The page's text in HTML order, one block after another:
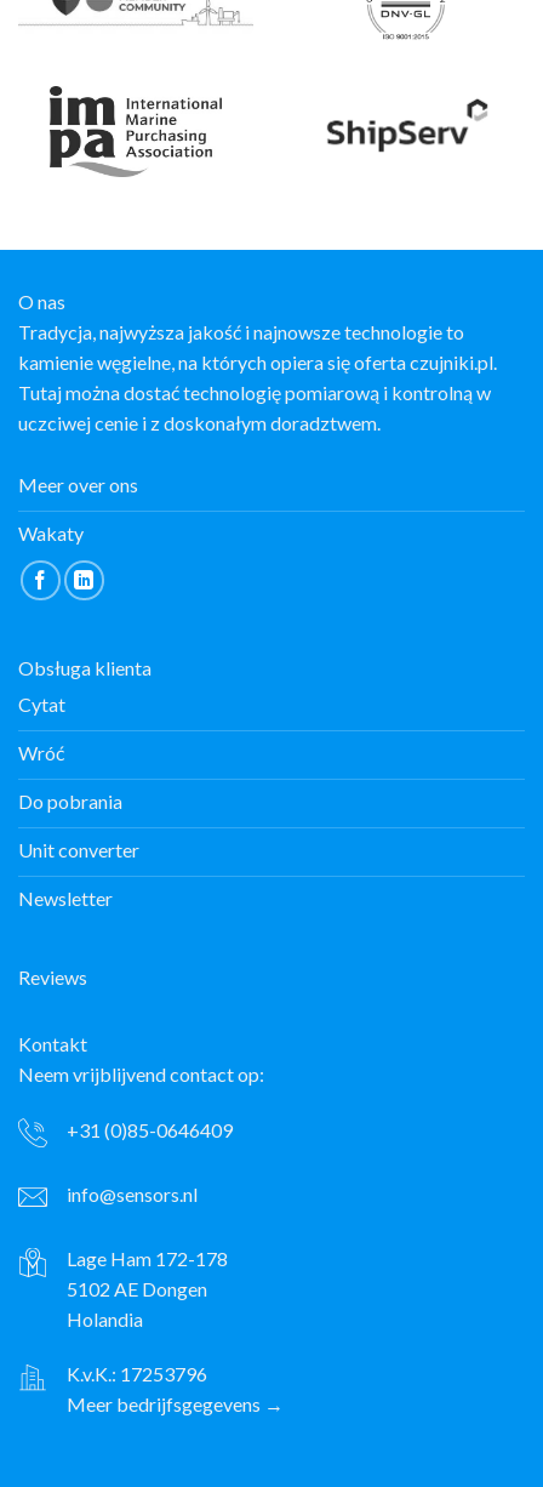
O nas
Tradycja, najwyższa jakość i najnowsze technologie to
kamienie węgielne, na których opiera się oferta czujniki.pl.
Tutaj można dostać technologię pomiarową i kontrolną w
uczciwej cenie i z doskonałym doradztwem.
Meer over ons
Wakaty
Obsługa klienta
Cytat
Wróć
Do pobrania
Unit converter
Newsletter
Reviews
Kontakt
Neem vrijblijvend contact op:
+31 (0)85-0646409
info@sensors.nl
Lage Ham 172-178
5102 AE Dongen
Holandia
K.v.K.: 17253796
Meer bedrijfsgegevens →